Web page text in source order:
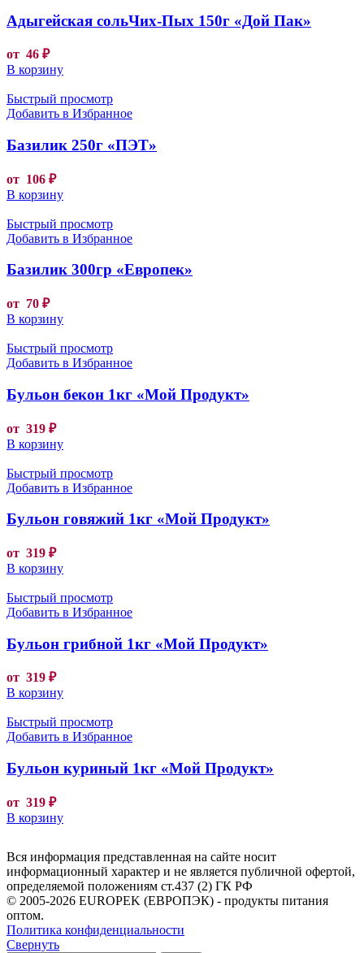
Адыгейская сольЧих-Пых 150г «Дой Пак»
от 46 ₽
В корзину
Быстрый просмотр
Добавить в Избранное
Базилик 250г «ПЭТ»
от 106 ₽
В корзину
Быстрый просмотр
Добавить в Избранное
Базилик 300гр «Европек»
от 70 ₽
В корзину
Быстрый просмотр
Добавить в Избранное
Бульон бекон 1кг «Мой Продукт»
от 319 ₽
В корзину
Быстрый просмотр
Добавить в Избранное
Бульон говяжий 1кг «Мой Продукт»
от 319 ₽
В корзину
Быстрый просмотр
Добавить в Избранное
Бульон грибной 1кг «Мой Продукт»
от 319 ₽
В корзину
Быстрый просмотр
Добавить в Избранное
Бульон куриный 1кг «Мой Продукт»
от 319 ₽
В корзину
Вся информация представленная на сайте носит
информационный характер и не является публичной офертой,
определяемой положениям ст.437 (2) ГК РФ
© 2005-2026 EUROPEK (ЕВРОПЭК) - продукты питания
оптом.
Политика конфиденциальности
Свернуть